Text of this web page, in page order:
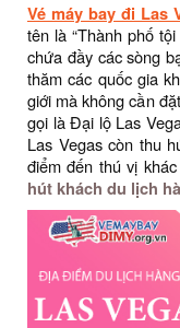
Vé máy bay đi Las
tên là “Thành phố
chứa đầy các sòng
thăm các quốc gia
giới mà không cần
gọi là Đại lộ Las
Las Vegas còn thu
điểm đến thú vị
hút khách du lịch